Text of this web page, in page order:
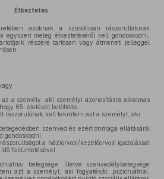
Étkeztetés
azoknak a szociálisan rászorultaknak
egyszeri meleg étkeztetéséről kell gondoskodni,
részére tartósan vagy átmeneti jelleggel
az a személy, aki személyi azonosításra alkalmas
65. életévét betöltötte.
rászorulónak kell tekinteni azt a személyt, aki
szenved és ezért önmaga ellátásáról
gondoskodni.
a háziorvosi/kezelőorvosi igazolással
feltüntetésével.
betegsége, illetve szenvedélybetegsége
azt a személyt, aki fogyatékát, pszichiátriai,